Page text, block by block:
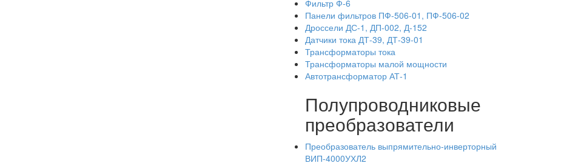
Фильтр Ф-6
Панели фильтров ПФ-506-01, ПФ-506-02
Дроссели ДС-1, ДП-002, Д-152
Датчики тока ДТ-39, ДТ-39-01
Трансформаторы тока
Трансформаторы малой мощности
Автотрансформатор АТ-1
Полупроводниковые
преобразователи
Преобразователь выпрямительно-инверторный
ВИП-4000УХЛ2